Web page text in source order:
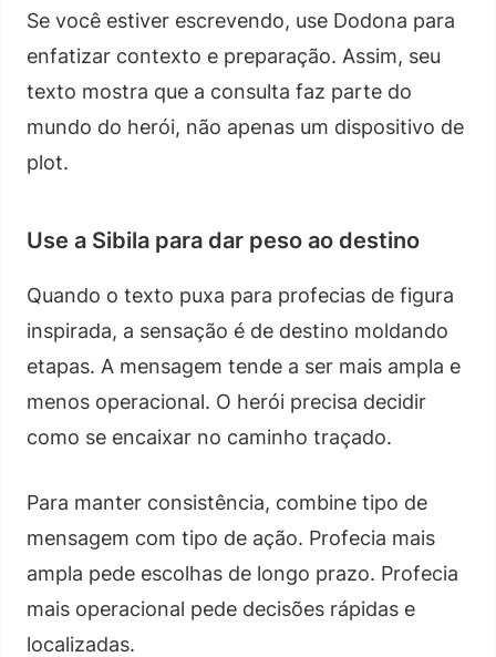
Se você estiver escrevendo, use Dodona para
enfatizar contexto e preparação. Assim, seu
texto mostra que a consulta faz parte do
mundo do herói, não apenas um dispositivo de
plot.
Use a Sibila para dar peso ao destino
Quando o texto puxa para profecias de figura
inspirada, a sensação é de destino moldando
etapas. A mensagem tende a ser mais ampla e
menos operacional. O herói precisa decidir
como se encaixar no caminho traçado.
Para manter consistência, combine tipo de
mensagem com tipo de ação. Profecia mais
ampla pede escolhas de longo prazo. Profecia
mais operacional pede decisões rápidas e
localizadas.